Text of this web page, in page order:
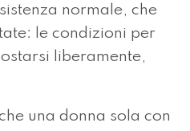
normale, che
le condizioni per
liberamente,
una donna sola con